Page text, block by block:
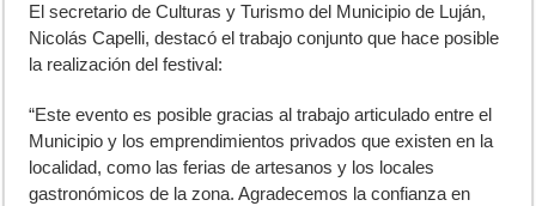
El secretario de Culturas y Turismo del Municipio de Luján,
Nicolás Capelli, destacó el trabajo conjunto que hace posible
la realización del festival:
“Este evento es posible gracias al trabajo articulado entre el
Municipio y los emprendimientos privados que existen en la
localidad, como las ferias de artesanos y los locales
gastronómicos de la zona. Agradecemos la confianza en